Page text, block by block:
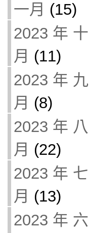
一月 (15)
2023 年 十
月 (11)
2023 年 九
月 (8)
2023 年 八
月 (22)
2023 年 七
月 (13)
2023 年 六